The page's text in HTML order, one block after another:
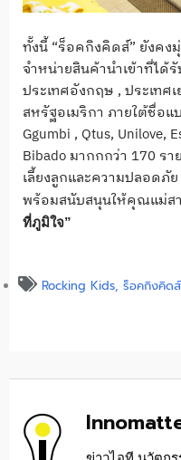
ทั้งนี้ “ร็อคกิงคิดส์” ยังค
จำหน่ายสินค้านำเข้าที่ได้
ประเทศอังกฤษ , ประเทศ
สหรัฐอเมริกา ภายใต้ชื่อแ
Ggumbi , Qtus, Unilove,
Bibado มากกกว่า 170 ร
เลี้ยงลูกและความปลอดภั
พร้อมสนับสนุนให้คุณแม่ส
ที่ภูมิใจ”
Rocking Kids, ร็อคกิงคิดส์